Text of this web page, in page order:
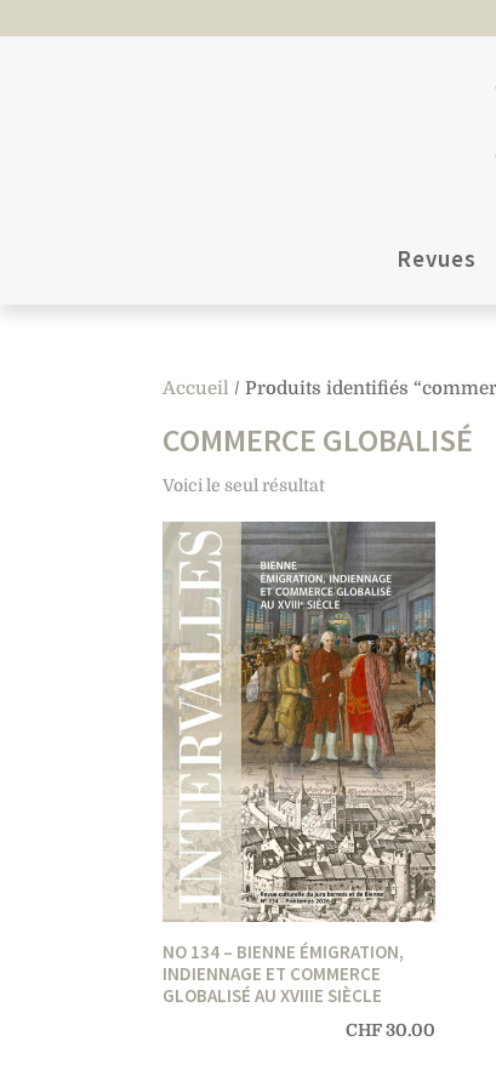
Revues
Accueil / Produits identifiés
COMMERCE GLOBALISÉ
Voici le seul résultat
NO 134 – BIENNE ÉMIGRATION,
INDIENNAGE ET COMMERCE
GLOBALISÉ AU XVIIIE SIÈCLE
CHF30.00